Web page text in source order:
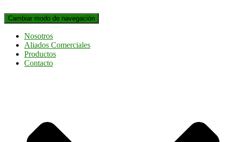
Cambiar modo de navegación
Nosotros
Aliados Comerciales
Productos
Contacto